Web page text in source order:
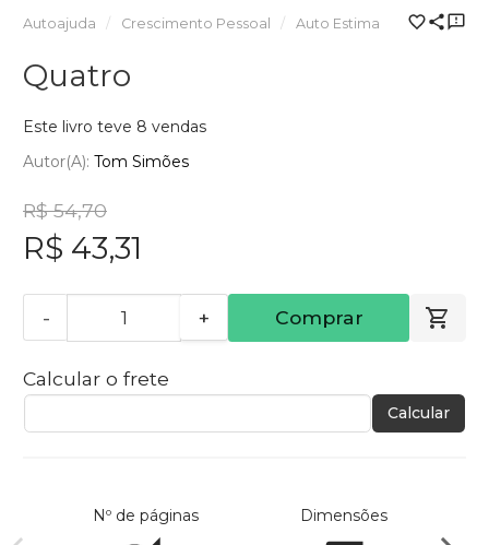
Autoajuda Crescimento Pessoal Auto Estima
Quatro
Este livro teve 8 vendas
Autor(a): Tom Simões
R$ 54,70
R$ 43,31
- + Comprar
Calcular o frete
Calcular
Nº de páginas Dimensões